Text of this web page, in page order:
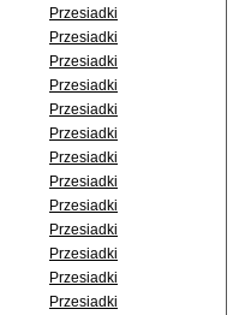
Przesiadki
Przesiadki
Przesiadki
Przesiadki
Przesiadki
Przesiadki
Przesiadki
Przesiadki
Przesiadki
Przesiadki
Przesiadki
Przesiadki
Przesiadki